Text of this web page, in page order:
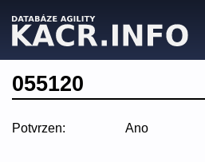
055120
Potvrzen: Ano